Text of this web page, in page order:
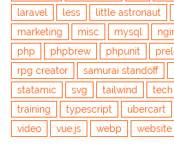
laravel
less little astronaut
marketing
misc mysql
php
phpbrew phpunit
rpg creator
samurai standoff
statamic
svg tailwind tech
training
typescript ubercart
video
vue.js webp website